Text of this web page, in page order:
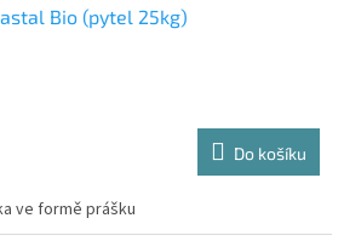
Bio (pytel 25kg)
Do košíku
ve formě prášku